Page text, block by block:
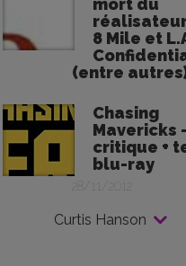
mort du
8 Mile et
(entre
Chasing
Mavericks
critique +
blu-ray
28/11/2012
Curtis Hanson